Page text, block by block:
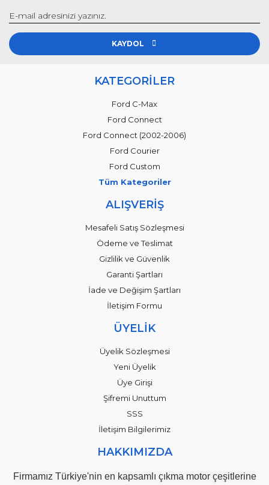
KAYDOL
KATEGORİLER
Ford C-Max
Ford Connect
Ford Connect (2002-2006)
Ford Courier
Ford Custom
Tüm Kategoriler
ALIŞVERİŞ
Mesafeli Satış Sözleşmesi
Ödeme ve Teslimat
Gizlilik ve Güvenlik
Garanti Şartları
İade ve Değişim Şartları
İletişim Formu
ÜYELİK
Üyelik Sözleşmesi
Yeni Üyelik
Üye Girişi
Şifremi Unuttum
SSS
İletişim Bilgilerimiz
HAKKIMIZDA
Firmamız Türkiye'nin en kapsamlı çıkma motor çeşitlerine